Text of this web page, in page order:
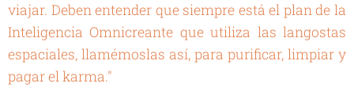
viajar. Deben entender que siempre está el plan de la
Inteligencia Omnicreante que utiliza las langostas
espaciales, llamémoslas así, para purificar, limpiar y
pagar el karma."